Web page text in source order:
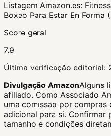
Listagem Amazon.es:
Boxeo Para Estar En Forma
Score geral
7.9
Última verificação editorial:
Divulgação AmazonAlguns
afiliado. Como Associado
uma comissão por compras
adicional para si. Confirmar
tamanho e condições